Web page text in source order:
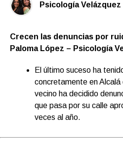
Psicología Velázquez
Crecen las denuncias por
Paloma López – Psicología
El último suceso ha
concretamente en Alcalá
vecino ha decidido
que pasa por su calle
veces al año.